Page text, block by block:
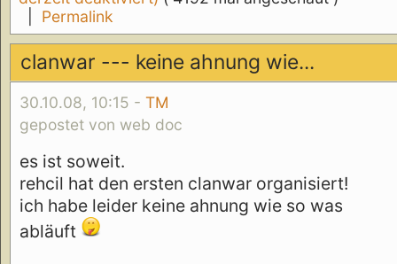
Permalink
clanwar --- keine ahnung wie...
30.10.08, 10:15 - TM
gepostet von web doc
es ist soweit.
rehcil hat den ersten clanwar organisiert!
ich habe leider keine ahnung wie so was
abläuft